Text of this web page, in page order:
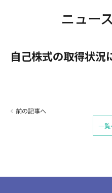
ニュー
自己株式の取得状況
前の記事へ
一覧